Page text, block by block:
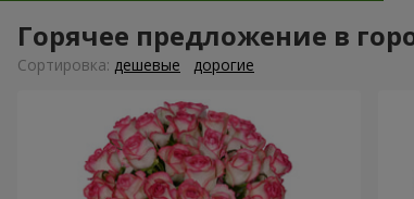
Горячее предложение в
Cортировка: дешевые дорогие